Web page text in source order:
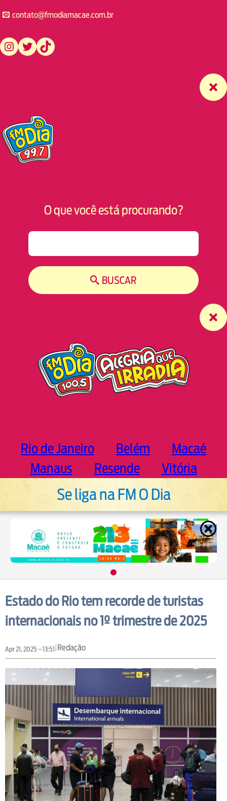
contato@fmodiamacae.com.br
https://www.instagram.com/fmodia.macae/ https://twitter.com/fmodia.macae/ https://www.tiktok.com/@fmodia.macae
O que você está procurando?
BUSCAR
Rio de Janeiro Belém
Macaé
Manaus
Resende Vitória
Se liga na FM O Dia
Estado do Rio tem recorde de turistas
internacionais no 1º trimestre de 2025
Apr 21, 2025 – 13:51 |Redação